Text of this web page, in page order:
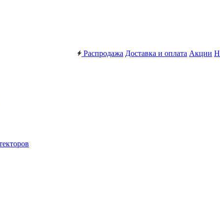
Распродажа Доставка и оплата Акции